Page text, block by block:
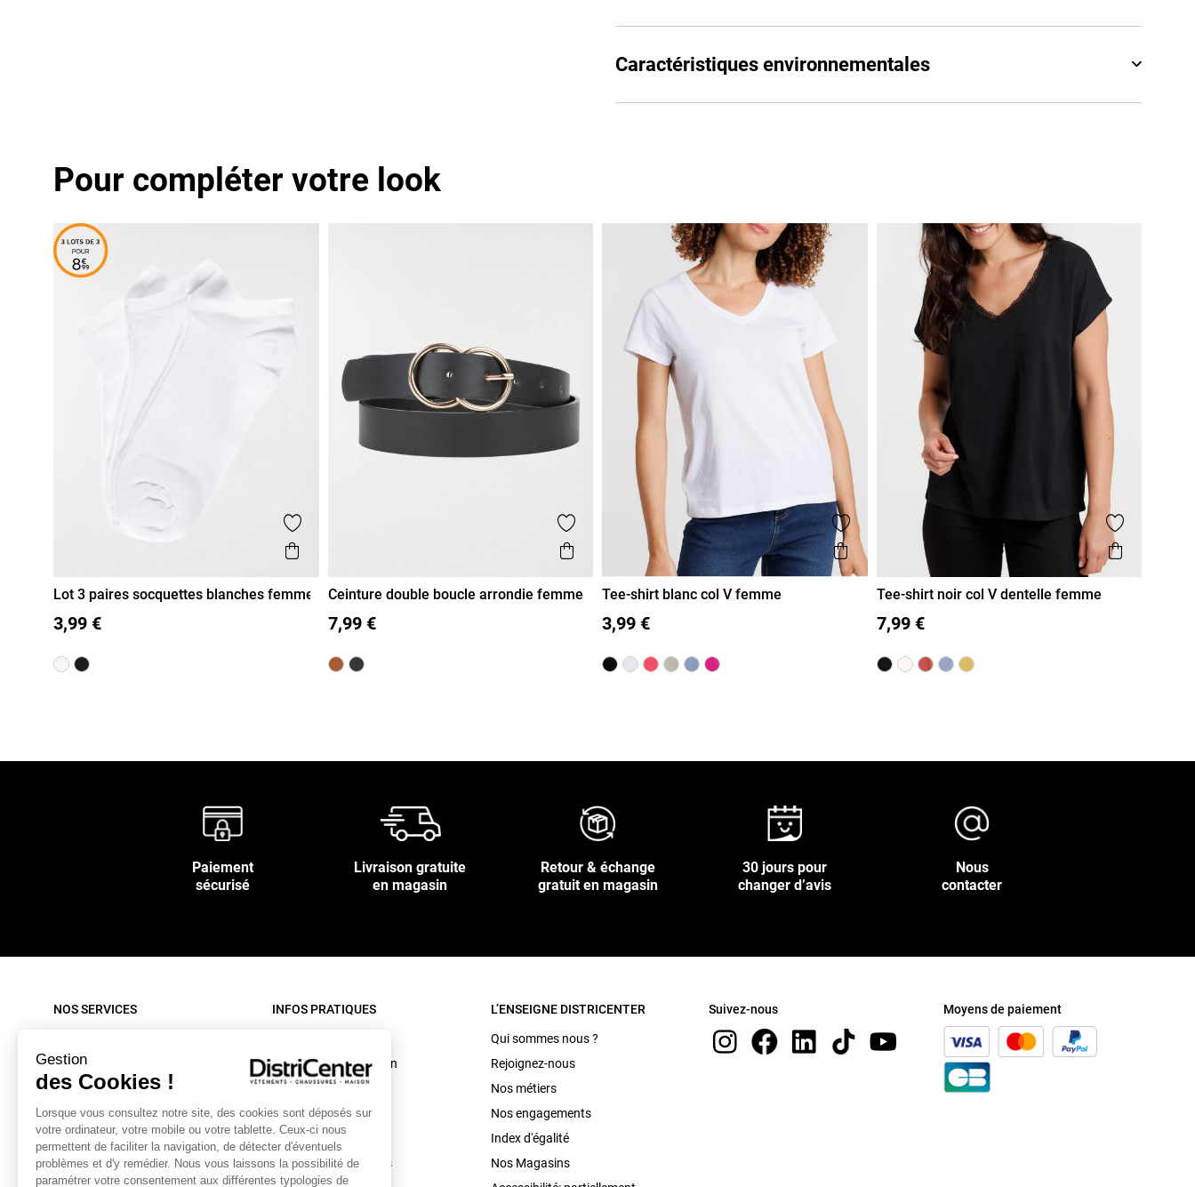
Gestion
des Cookies !
Lorsque vous consultez notre site, des cookies sont déposés sur
votre ordinateur, votre mobile ou votre tablette. Ceux-ci nous
permettent de faciliter la navigation, de détecter d'éventuels
problèmes et d'y remédier. Nous vous laissons la possibilité de
paramétrer votre consentement aux différentes typologies de
Caractéristiques environnementales
Pour compléter votre look
Ajouter aux favoris
Aperçu rapide
35/38
Lot 3 paires socquettes blanches femme
3,99 €
Ajouter aux favoris
Aperçu rapide
85
Ceinture double boucle arrondie femme
7,99 €
Ajouter aux favoris
Aperçu rapide
S M
Tee-shirt blanc col V femme
3,99 €
Ajouter
Aperçu
S M
Tee-shirt noir col V dentelle femme
7,99 €
Paiement
sécurisé
Livraison gratuite
en magasin
Retour & échange
gratuit en magasin
30 jours pour
changer d’avis
Nous
contacter
NOS SERVICES
Nos livraisons
Retour sous 30 jours
Contactez-nous
Mon compte
Collecte textiles et chaussures
INFOS PRATIQUES
Conditions d'utilisation
C.G.V. site internet
C.G.V. Magasin
Mentions légales
Données personnelles
L’ENSEIGNE DISTRICENTER
Qui sommes nous ?
Rejoignez-nous
Nos métiers
Nos engagements
Index d'égalité
Nos Magasins
Suivez-nous Moyens de paiement